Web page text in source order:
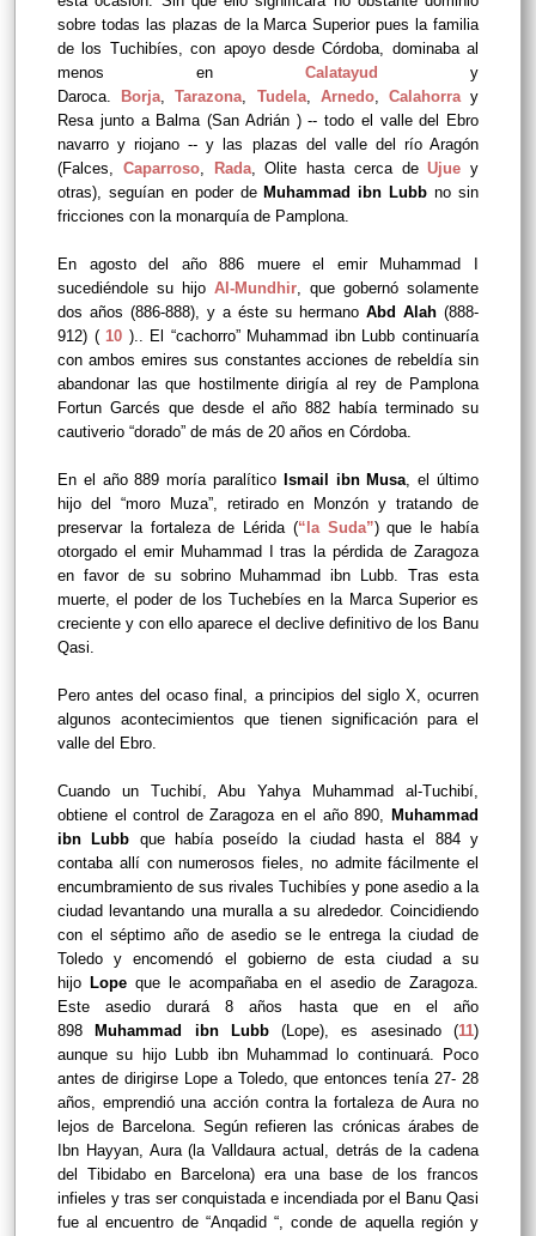
sobre todas las plazas de la Marca Superior pues la familia
de los Tuchibíes, con apoyo desde Córdoba, dominaba al
menos en Calatayud
y
Daroca.
Borja,Tarazona, Tudela, Arnedo, Calahorra y
Resa junto a Balma (San Adrián ) -- todo el valle del Ebro
navarro y riojano -- y las plazas del valle del río Aragón
(Falces, Caparroso, Rada, Olite hasta cerca deUjue y
otras), seguían en poder de Muhammad ibn Lubbno sin
fricciones con la monarquía de Pamplona.
En agosto del año 886 muere el emir Muhammad I
sucediéndole su hijo Al-Mundhir, que gobernó solamente
dos años (886-888), y a éste su hermano Abd Alah (888-
912) (10 ).. El “cachorro” Muhammad ibn Lubb continuaría
con ambos emires sus constantes acciones de rebeldía sin
abandonar las que hostilmente dirigía al rey de Pamplona
Fortun Garcés que desde el año 882 había terminado su
cautiverio “dorado” de más de 20 años en Córdoba.
En el año 889 moría paralítico Ismail ibn Musa, el último
hijo del “moro Muza”, retirado en Monzón y tratando de
preservar la fortaleza de Lérida (“la Suda”) que le había
otorgado el emir Muhammad I tras la pérdida de Zaragoza
en favor de su sobrino Muhammad ibn Lubb. Tras esta
muerte, el poder de los Tuchebíes en la Marca Superior es
creciente y con ello aparece el declive definitivo de los Banu
Qasi.
Pero antes del ocaso final, a principios del siglo X, ocurren
algunos acontecimientos que tienen significación para el
valle del Ebro.
Cuando un Tuchibí, Abu Yahya Muhammad al-Tuchibí,
obtiene el control de Zaragoza en el año 890, Muhammad
ibn Lubb que había poseído la ciudad hasta el 884 y
contaba allí con numerosos fieles, no admite fácilmente el
encumbramiento de sus rivales Tuchibíes y pone asedio a la
ciudad levantando una muralla a su alrededor. Coincidiendo
con el séptimo año de asedio se le entrega la ciudad de
Toledo y encomendó el gobierno de esta ciudad a su
hijo Lope que le acompañaba en el asedio de Zaragoza.
Este asedio durará 8 años hasta que en el año
898
Muhammad ibn Lubb(Lope), es asesinado (11)
aunque su hijo Lubb ibn Muhammad lo continuará. Poco
antes de dirigirse Lope a Toledo, que entonces tenía 27- 28
años, emprendió una acción contra la fortaleza de Aura no
lejos de Barcelona. Según refieren las crónicas árabes de
Ibn Hayyan, Aura (la Valldaura actual, detrás de la cadena
del Tibidabo en Barcelona) era una base de los francos
infieles y tras ser conquistada e incendiada por el Banu Qasi
fue al encuentro de “Anqadid “, conde de aquella región y